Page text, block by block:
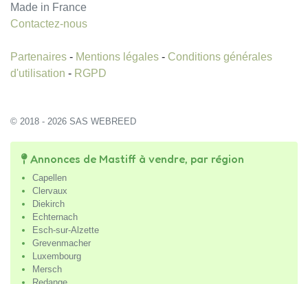
Made in France
Contactez-nous
Partenaires - Mentions légales - Conditions générales
d'utilisation - RGPD
© 2018 - 2026 SAS WEBREED
Annonces de Mastiff à vendre, par région
Capellen
Clervaux
Diekirch
Echternach
Esch-sur-Alzette
Grevenmacher
Luxembourg
Mersch